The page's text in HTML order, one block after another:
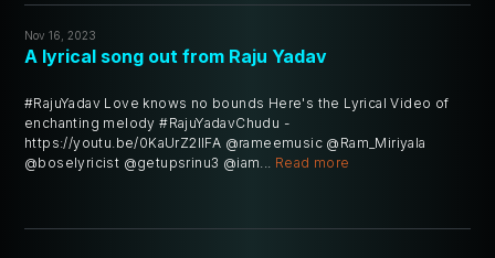
Nov 16, 2023
A lyrical song out from Raju Yadav
#RajuYadav Love knows no bounds Here's the Lyrical Video of
enchanting melody #RajuYadavChudu -
https://youtu.be/0KaUrZ2IIFA @rameemusic @Ram_Miriyala
@boselyricist @getupsrinu3 @iam... Read more